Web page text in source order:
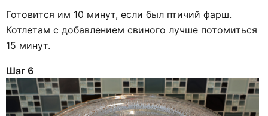
Готовится им 10 минут, если был птичий фарш.
Котлетам с добавлением свиного лучше потомиться
15 минут.
Шаг 6